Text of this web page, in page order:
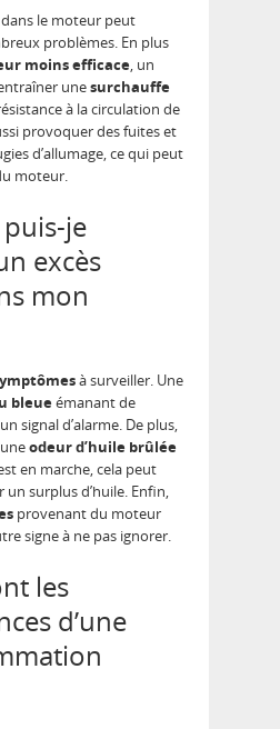
dans le moteur peut
problèmes. En plus
moins efficace, un
unesurchauffe
à la circulation de
provoquer des fuites et
d’allumage, ce qui peut
moteur.
je
excès
mon
à surveiller. Une
bleueémanant de
signal d’alarme. De plus,
odeur d’huile brûlée
en marche, cela peut
surplus d’huile. Enfin,
provenant du moteur
signe à ne pas ignorer.
les
d’une